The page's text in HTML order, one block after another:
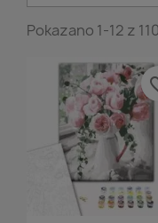
Pokazano 1-12 z